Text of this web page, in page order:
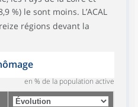
%) le sont moins. L’ACAL
régions devant la
en % de la population active